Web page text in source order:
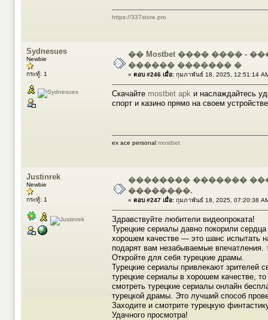
https://337store.pro
Sydnesues
Newbie
กระทู้: 1
�� Mostbet ���� ���� -
������ ������� �
« ตอบ #246 เมื่อ: กุมภาพันธ์ 18, 2025, 12:51:14
Скачайте mostbet apk и наслаждайтесь
спорт и казино прямо на своем
ex ace personal mostbet
Justinrek
Newbie
กระทู้: 1
�������� �������
��������.
« ตอบ #247 เมื่อ: กุมภาพันธ์ 18, 2025, 07:20:38
Здравствуйте любители видеопроката!
Турецкие сериалы давно покорили
хорошем качестве — это шанс испытать
подарят вам незабываемые впечатления.
Откройте для себя турецкие драмы.
Турецкие сериалы привлекают зрителей
турецкие сериалы в хорошем качестве,
смотреть турецкие сериалы онлайн
турецкой драмы. Это лучший способ
Заходите и смотрите турецкую
Удачного просмотра!